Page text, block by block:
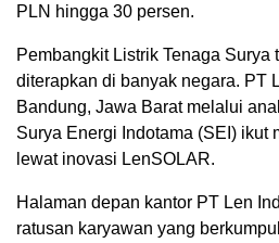
PLN hingga 30 persen.
Pembangkit Listrik Tenaga Surya
diterapkan di banyak negara. PT
Bandung, Jawa Barat melalui
Surya Energi Indotama (SEI) ikut
lewat inovasi LenSOLAR.
Halaman depan kantor PT Len
ratusan karyawan yang